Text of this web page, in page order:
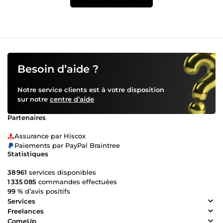
Besoin d’aide ?
Notre service clients est à votre disposition
sur notre centre d’aide
Partenaires
Assurance par Hiscox
Paiements par PayPal Braintree
Statistiques
38 961 services disponibles
1 335 085 commandes effectuées
99 % d’avis positifs
Services
Freelances
ComeUp